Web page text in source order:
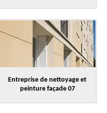
Entreprise de nettoyage et
peinture façade 07